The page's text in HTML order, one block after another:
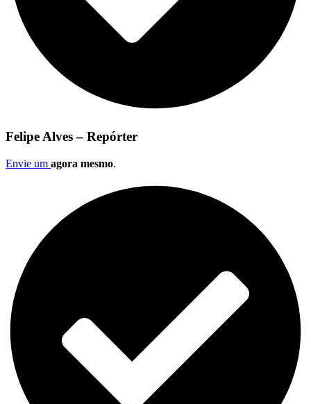
Felipe Alves – Repórter
Envie um agora mesmo.